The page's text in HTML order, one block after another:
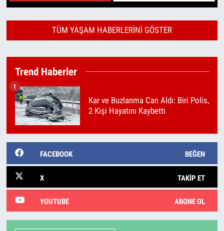
TÜM YAŞAM HABERLERINI GÖSTER
Trend Haberler
Kar ve Buzlanma Can Aldı: Biri Polis,
2 Kişi Hayatını Kaybetti
1
FACEBOOK BEĞEN
X TAKIP ET
YOUTUBE ABONE OL